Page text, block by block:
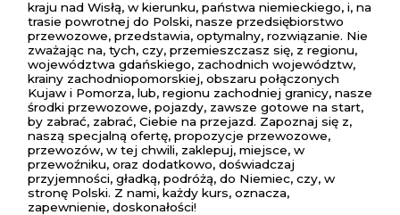
kraju nad Wisłą, w kierunku, państwa niemieckiego, i, na
trasie powrotnej do Polski, nasze przedsiębiorstwo
przewozowe, przedstawia, optymalny, rozwiązanie. Nie
zważając na, tych, czy, przemieszczasz się, z regionu,
województwa gdańskiego, zachodnich województw,
krainy zachodniopomorskiej, obszaru połączonych
Kujaw i Pomorza, lub, regionu zachodniej granicy, nasze
środki przewozowe, pojazdy, zawsze gotowe na start,
by zabrać, zabrać, Ciebie na przejazd. Zapoznaj się z,
naszą specjalną ofertę, propozycje przewozowe,
przewozów, w tej chwili, zaklepuj, miejsce, w
przewoźniku, oraz dodatkowo, doświadczaj
przyjemności, gładką, podróżą, do Niemiec, czy, w
stronę Polski. Z nami, każdy kurs, oznacza,
zapewnienie, doskonałości!